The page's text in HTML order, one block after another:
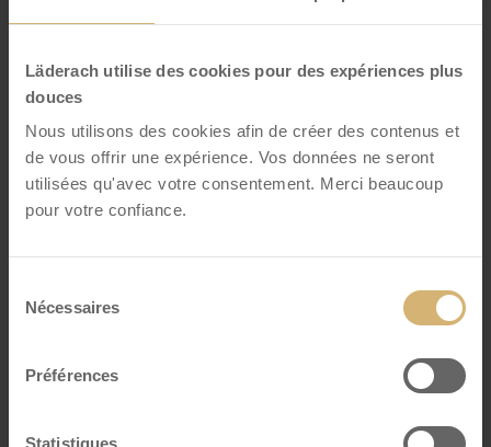
Läderach utilise des cookies pour des expériences plus
douces
Nous utilisons des cookies afin de créer des contenus et
de vous offrir une expérience. Vos données ne seront
utilisées qu'avec votre consentement. Merci beaucoup
pour votre confiance.
Nécessaires
Préférences
Statistiques
Sélection noir
Un Assortiment De Chocolat Noir